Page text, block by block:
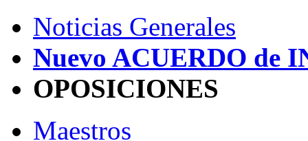
Noticias Generales
Nuevo ACUERDO de
OPOSICIONES
Maestros